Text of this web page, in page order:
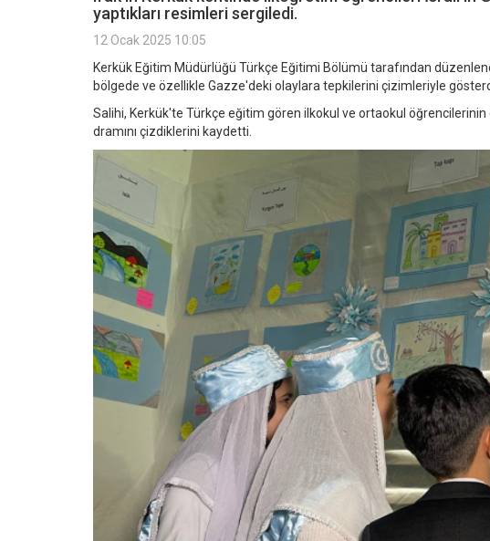
yaptıkları resimleri sergiledi.
12 Ocak 2025 10:05
Kerkük Eğitim Müdürlüğü Türkçe Eğitimi Bölümü tarafından
bölgede ve özellikle Gazze'deki olaylara tepkilerini çizimleriyle
Salihi, Kerkük'te Türkçe eğitim gören ilkokul ve ortaokul
dramını çizdiklerini kaydetti.